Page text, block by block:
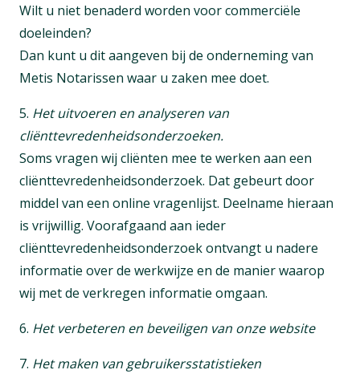
Wilt u niet benaderd worden voor commerciële
doeleinden?
Dan kunt u dit aangeven bij de onderneming van
Metis Notarissen waar u zaken mee doet.
5. Het uitvoeren en analyseren van
cliënttevredenheidsonderzoeken.
Soms vragen wij cliënten mee te werken aan een
cliënttevredenheidsonderzoek. Dat gebeurt door
middel van een online vragenlijst. Deelname hieraan
is vrijwillig. Voorafgaand aan ieder
cliënttevredenheidsonderzoek ontvangt u nadere
informatie over de werkwijze en de manier waarop
wij met de verkregen informatie omgaan.
6. Het verbeteren en beveiligen van onze website
7. Het maken van gebruikersstatistieken